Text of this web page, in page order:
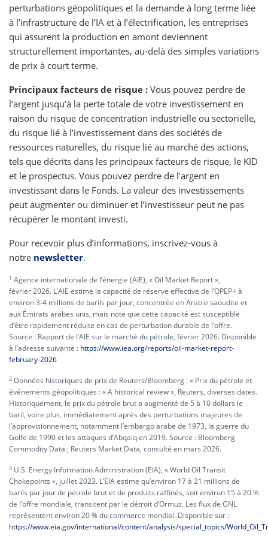
perturbations géopolitiques et la demande à long terme liée
à l’infrastructure de l’IA et à l’électrification, les entreprises
qui assurent la production en amont deviennent
structurellement importantes, au-delà des simples variations
de prix à court terme.
Principaux facteurs de risque : Vous pouvez perdre de
l’argent jusqu’à la perte totale de votre investissement en
raison du risque de concentration industrielle ou sectorielle,
du risque lié à l’investissement dans des sociétés de
ressources naturelles, du risque lié au marché des actions,
tels que décrits dans les principaux facteurs de risque, le KID
et le prospectus. Vous pouvez perdre de l’argent en
investissant dans le Fonds. La valeur des investissements
peut augmenter ou diminuer et l’investisseur peut ne pas
récupérer le montant investi.
Pour recevoir plus d’informations, inscrivez-vous à
notre newsletter.
1 Agence internationale de l’énergie (AIE), « Oil Market Report »,
février 2026. L’AIE estime la capacité de réserve effective de l’OPEP+ à
environ 3-4 millions de barils par jour, concentrée en Arabie saoudite et
aux Émirats arabes unis, mais note que cette capacité est susceptible
d’être rapidement réduite en cas de perturbation durable de l’offre.
Source : Rapport de l’AIE sur le marché du pétrole, février 2026. Disponible
à l’adresse suivante : https://www.iea.org/reports/oil-market-report-
february-2026
2 Données historiques de prix de Reuters/Bloomberg : « Prix du pétrole et
événements géopolitiques : « A historical review », Reuters, diverses dates.
Historiquement, le prix du pétrole brut a augmenté de 5 à 10 dollars le
baril, voire plus, immédiatement après des perturbations majeures de
l’approvisionnement, notamment l’embargo arabe de 1973, la guerre du
Golfe de 1990 et les attaques d’Abqaiq en 2019. Source : Bloomberg
Commodity Data ; Reuters Market Data, consulté en mars 2026.
3 U.S. Energy Information Administration (EIA), « World Oil Transit
Chokepoints », juillet 2023. L’EIA estime qu’environ 17 à 21 millions de
barils par jour de pétrole brut et de produits raffinés, soit environ 15 à 20 %
de l’offre mondiale, transitent par le détroit d’Ormuz. Les flux de GNL
représentent environ 20 % du commerce mondial. Disponible sur :
https://www.eia.gov/international/content/analysis/special_topics/